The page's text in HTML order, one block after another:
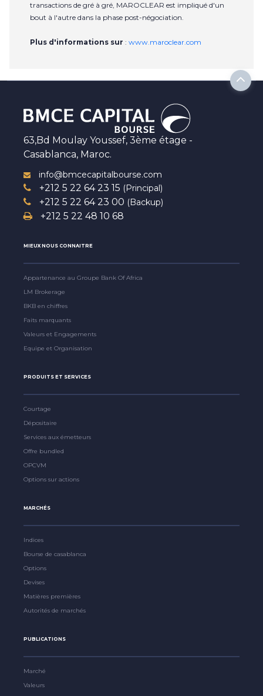
transactions de gré à gré, MAROCLEAR est impliqué d'un
bout à l'autre dans la phase post-négociation.
Plus d'informations sur : www.maroclear.com
63,Bd Moulay Youssef, 3ème étage -
Casablanca, Maroc.
info@bmcecapitalbourse.com
+212 5 22 64 23 15 (Principal)
+212 5 22 64 23 00 (Backup)
+212 5 22 48 10 68
MIEUX NOUS CONNAITRE
Appartenance au Groupe Bank Of Africa
LM Brokerage
BKB en chiffres
Faits marquants
Valeurs et Engagements
Equipe et Organisation
PRODUITS ET SERVICES
Courtage
Dépositaire
Services aux émetteurs
Offre bundled
OPCVM
Options sur actions
MARCHÉS
Indices
Bourse de casablanca
Options
Devises
Matières premières
Autorités de marchés
PUBLICATIONS
Marché
Valeurs